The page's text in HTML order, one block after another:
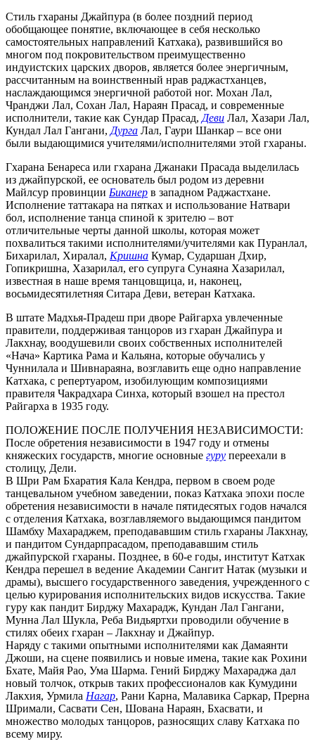
Стиль гхараны Джайпура (в более поздний период
обобщающее понятие, включающее в себя несколько
самостоятельных направлений Катхака), развившийся во
многом под покровительством преимущественно
индуистских царских дворов, является более энергичным,
рассчитанным на воинственный нрав раджастханцев,
наслаждающимся энергичной работой ног. Мохан Лал,
Чранджи Лал, Сохан Лал, Нараян Прасад, и современные
исполнители, такие как Сундар Прасад,Деви Лал, Хазари Лал,
Кундал Лал Гангани,Дурга Лал, Гаури Шанкар – все они
были выдающимися учителями/исполнителями этой гхараны.
Гхарана Бенареса или гхарана Джанаки Прасада выделилась
из джайпурской, ее основатель был родом из деревни
Майлсур провинции Биканер в западном Раджастхане.
Исполнение таттакара на пятках и использование Натвари
бол, исполнение танца спиной к зрителю – вот
отличительные черты данной школы, которая может
похвалиться такими исполнителями/учителями как Пуранлал,
Бихарилал, Хиралал, Кришна Кумар, Сударшан Дхир,
Гопикришна, Хазарилал, его супруга Сунаяна Хазарилал,
известная в наше время танцовщица, и, наконец,
восьмидесятилетняя Ситара Деви, ветеран Катхака.
В штате Мадхья-Прадеш при дворе Райгарха увлеченные
правители, поддерживая танцоров из гхаран Джайпура и
Лакхнау, воодушевили своих собственных исполнителей
«Нача» Картика Рама и Кальяна, которые обучались у
Чуннилала и Шивнараяна, возглавить еще одно направление
Катхака, с репертуаром, изобилующим композициями
правителя Чакрадхара Синха, который взошел на престол
Райгарха в 1935 году.
ПОЛОЖЕНИЕ ПОСЛЕ ПОЛУЧЕНИЯ НЕЗАВИСИМОСТИ:
После обретения независимости в 1947 году и отмены
княжеских государств, многие основные гуру переехали в
столицу, Дели.
В Шри Рам Бхаратия Кала Кендра, первом в своем роде
танцевальном учебном заведении, показ Катхака эпохи после
обретения независимости в начале пятидесятых годов начался
с отделения Катхака, возглавляемого выдающимся пандитом
Шамбху Махараджем, преподававшим стиль гхараны Лакхнау,
и пандитом Сундарпрасадом, преподававшим стиль
джайпурской гхараны. Позднее, в 60-е годы, институт Катхак
Кендра перешел в ведение Академии Сангит Натак (музыки и
драмы), высшего государственного заведения, учрежденного с
целью курирования исполнительских видов искусства. Такие
гуру как пандит Бирджу Махарадж, Кундан Лал Гангани,
Мунна Лал Шукла, Реба Видьяртхи проводили обучение в
стилях обеих гхаран – Лакхнау и Джайпур.
Наряду с такими опытными исполнителями как Дамаянти
Джоши, на сцене появились и новые имена, такие как Рохини
Бхате, Майя Рао, Ума Шарма. Гений Бирджу Махараджа дал
новый толчок, открыв таких профессионалов как Кумудини
Лакхия, Урмила Нагар, Рани Карна, Малавика Саркар, Прерна
Шримали, Сасвати Сен, Шована Нараян, Бхасвати, и
множество молодых танцоров, разносящих славу Катхака по
всему миру.